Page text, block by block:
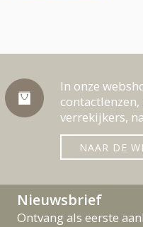
In onze
verrekijkers,
NAAR DE
Nieuwsbrief
Ontvang als eerste